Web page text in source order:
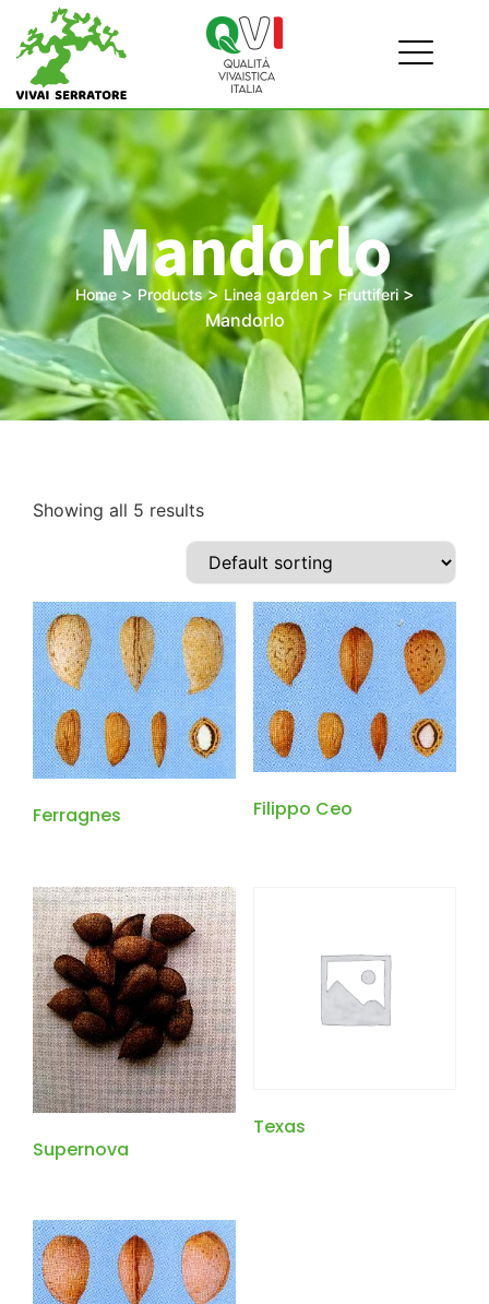
Mandorlo
Home> Products>Linea garden> Fruttiferi>
Mandorlo
Showing all 5 results
Ferragnes Filippo Ceo
Supernova
Texas